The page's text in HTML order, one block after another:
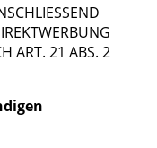
ART. 21 ABS. 2